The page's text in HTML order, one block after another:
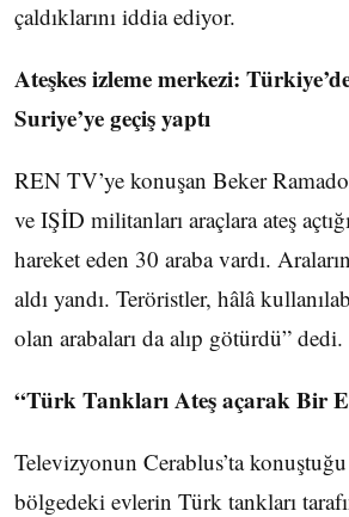
çaldıklarını iddia ediyor.
Ateşkes izleme merkezi:
Suriye’ye geçiş yaptı
REN TV’ye konuşan Beker
ve IŞİD militanları araçlara ateş
hareket eden 30 araba vardı.
aldı yandı. Teröristler, hâlâ
olan arabaları da alıp götürdü” dedi.
“Türk Tankları Ateş açarak Bir
Televizyonun Cerablus’ta
bölgedeki evlerin Türk tankları